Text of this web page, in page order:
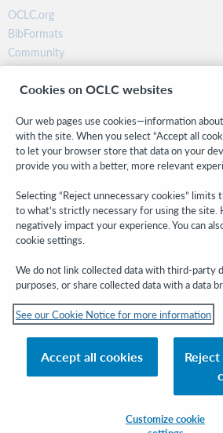
OCLC.org
BibFormats
Community
Research
WebJunction
Stay in the know.
Get the latest product updates, research,
right to your inbox.
Subscribe now
© 2026 OCLC
its affiliates
Privacy
Cookies on OCLC websites
Our web pages use cookies—information
with the site. When you select “Accept all
to let your browser store that data on your
provide you with a better, more relevant
Selecting “Reject unnecessary cookies” limits
to what’s strictly necessary for using the site.
negatively impact your experience. You can
cookie settings.
We do not link collected data with third-party
purposes, or share collected data with a data
See our Cookie Notice for more information
Accept all cookies
Customize cookie